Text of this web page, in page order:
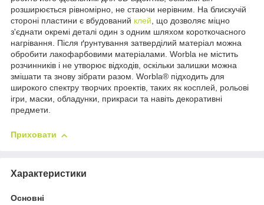
розширюється рівномірно, не стаючи нерівним. На блискучій
стороні пластини є вбудований клей, що дозволяє міцно
з'єднати окремі деталі один з одним шляхом короткочасного
нагрівання. Після ґрунтування затверділий матеріал можна
обробити лакофарбовими матеріалами. Worbla не містить
розчинників і не утворює відходів, оскільки залишки можна
змішати та знову зібрати разом. Worbla® підходить для
широкого спектру творчих проектів, таких як косплей, рольові
ігри, маски, обладунки, прикраси та навіть декоративні
предмети.
Приховати
Характеристики
Основні